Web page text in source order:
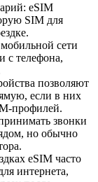
eSIM
SIM для
сети
с телефона,
позволяют
если в них
профилей.
звонки
но обычно
eSIM часто
интернета,